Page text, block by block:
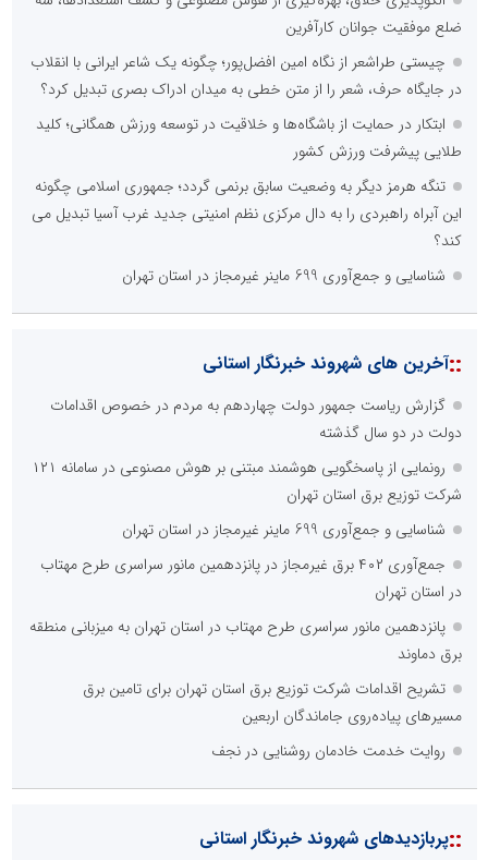
ضلع موفقیت جوانان کارآفرین
چیستی طراشعر از نگاه امین افضل‌پور؛ چگونه یک شاعر ایرانی با انقلاب
در جایگاه حرف، شعر را از متن خطی به میدان ادراک بصری تبدیل کرد؟
ابتکار در حمایت از باشگاه‌ها و خلاقیت در توسعه ورزش همگانی؛ کلید
طلایی پیشرفت ورزش کشور
تنگه هرمز دیگر به وضعیت سابق برنمی گردد؛ جمهوری اسلامی چگونه
این آبراه راهبردی را به دال مرکزی نظم امنیتی جدید غرب آسیا تبدیل می
کند؟
شناسایی و جمع‌آوری 699 ماینر غیرمجاز در استان تهران
::آخرین های شهروند خبرنگار استانی
گزارش ریاست جمهور دولت چهاردهم به مردم در خصوص اقدامات
دولت در دو سال گذشته
رونمایی از پاسخگویی هوشمند مبتنی بر هوش مصنوعی در سامانه ۱۲۱
شرکت توزیع برق استان تهران
شناسایی و جمع‌آوری 699 ماینر غیرمجاز در استان تهران
جمع‌آوری ۴۰۲ برق غیرمجاز در پانزدهمین مانور سراسری طرح مهتاب
در استان تهران
پانزدهمین مانور سراسری طرح مهتاب در استان تهران به میزبانی منطقه
برق دماوند
تشریح اقدامات شرکت توزیع برق استان تهران برای تامین برق
مسیرهای پیاده‌روی جاماندگان اربعین
روایت خدمت خادمان روشنایی در نجف
::پربازدیدهای شهروند خبرنگار استانی